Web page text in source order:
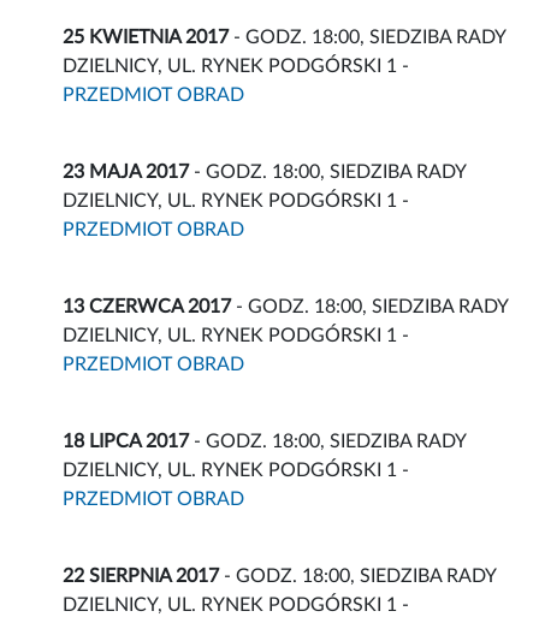
25 KWIETNIA 2017- GODZ. 18:00, SIEDZIBA RADY
DZIELNICY, UL. RYNEK PODGÓRSKI 1 -
PRZEDMIOT OBRAD
23 MAJA 2017- GODZ. 18:00, SIEDZIBA RADY
DZIELNICY, UL. RYNEK PODGÓRSKI 1 -
PRZEDMIOT OBRAD
13 CZERWCA 2017- GODZ. 18:00, SIEDZIBA RADY
DZIELNICY, UL. RYNEK PODGÓRSKI 1 -
PRZEDMIOT OBRAD
18 LIPCA 2017- GODZ. 18:00, SIEDZIBA RADY
DZIELNICY, UL. RYNEK PODGÓRSKI 1 -
PRZEDMIOT OBRAD
22 SIERPNIA 2017- GODZ. 18:00, SIEDZIBA RADY
DZIELNICY, UL. RYNEK PODGÓRSKI 1 -